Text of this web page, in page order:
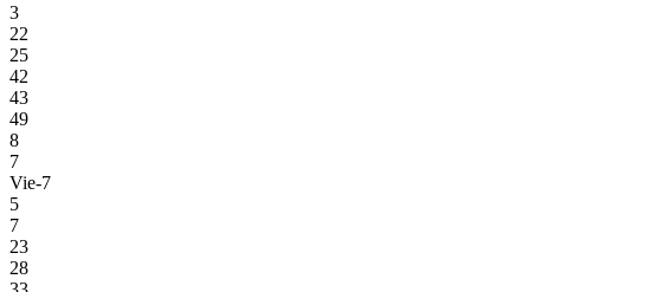
3
22
25
42
43
49
8
7
Vie-7
5
7
23
28